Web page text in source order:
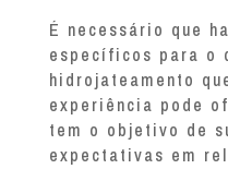
É necessário que
específicos para o
hidrojateamento
experiência pode
tem o objetivo de
expectativas em